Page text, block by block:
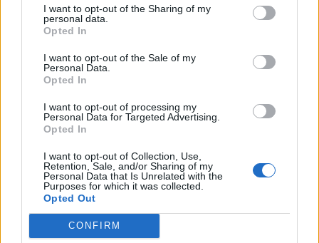
I want to opt-out of the Sharing of my
personal data.
Opted In
I want to opt-out of the Sale of my
Personal Data.
Opted In
I want to opt-out of processing my
Personal Data for Targeted Advertising.
Opted In
I want to opt-out of Collection, Use,
Retention, Sale, and/or Sharing of my
Personal Data that Is Unrelated with the
Purposes for which it was collected.
Opted Out
CONFIRM
In evidenza